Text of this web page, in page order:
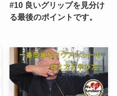
#10 良いグリップを見分け
る最後のポイントです。